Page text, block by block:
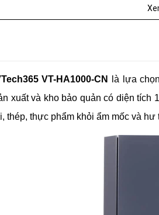
IP21
VT-HA1000-CN
là lựa
xuất và kho bảo quản có diện tích
thép, thực phẩm khỏi ẩm mốc và hư